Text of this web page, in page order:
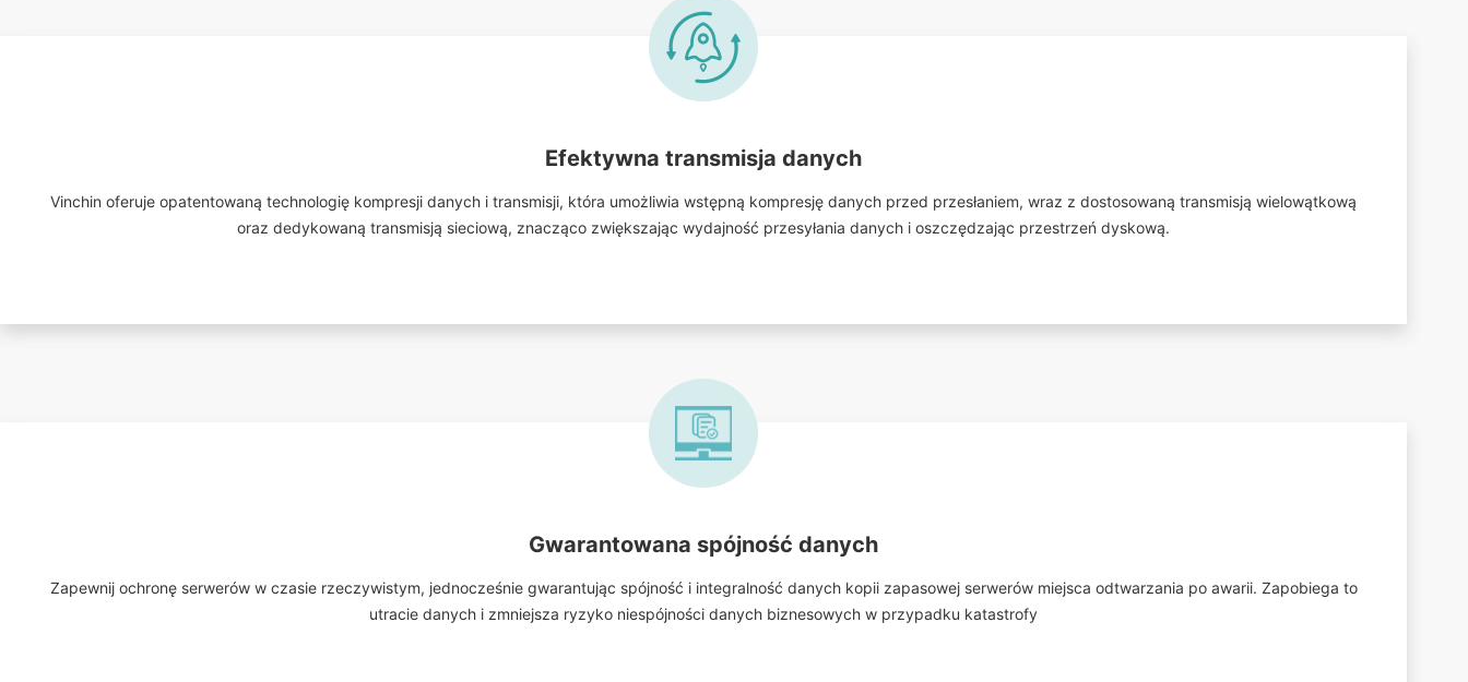
Efektywna transmisja danych
Vinchin oferuje opatentowaną technologię kompresji danych i transmisji, która umożliwia wstępną kompresję danych przed przesłaniem, wraz z dostosowaną transmisją wielowątkową
oraz dedykowaną transmisją sieciową, znacząco zwiększając wydajność przesyłania danych i oszczędzając przestrzeń dyskową.
Gwarantowana spójność danych
Zapewnij ochronę serwerów w czasie rzeczywistym, jednocześnie gwarantując spójność i integralność danych kopii zapasowej serwerów miejsca odtwarzania po awarii. Zapobiega to
utracie danych i zmniejsza ryzyko niespójności danych biznesowych w przypadku katastrofy